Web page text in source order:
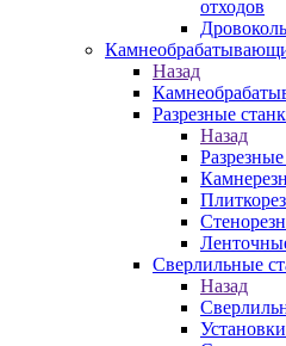
отходов
Назад
Разрезные
Назад
Сверлильные
Назад